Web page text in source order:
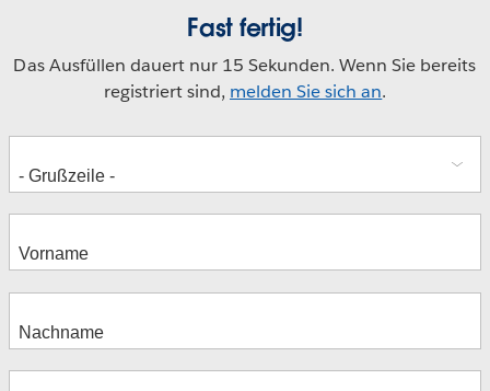
Fast fertig!
Das Ausfüllen dauert nur 15 Sekunden. Wenn Sie bereits
registriert sind, melden Sie sich an.